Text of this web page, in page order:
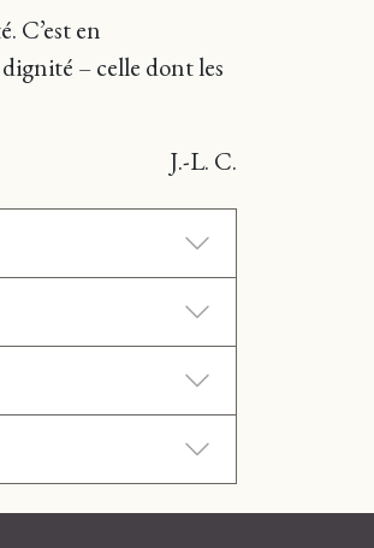
C’est en
– celle dont les
J.-L. C.